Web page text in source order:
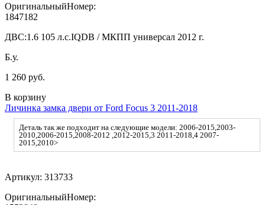
ОригинальныйНомер:
1847182
ДВС:1.6 105 л.с.IQDB / МКПП универсал 2012 г.
Б.у.
1 260 руб.
В корзину
Личинка замка двери от Ford Focus 3 2011-2018
Деталь так же подходит на следующие модели: 2006-2015,2003-
2010,2006-2015,2008-2012 ,2012-2015,3 2011-2018,4 2007-
2015,2010>
Артикул: 313733
ОригинальныйНомер: